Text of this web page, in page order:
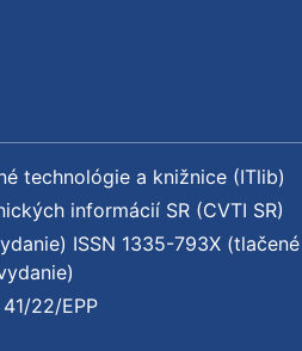
technológie a knižnice (ITlib)
informácií SR (CVTI SR)
ISSN 1335-793X (tlačené
41/22/EPP